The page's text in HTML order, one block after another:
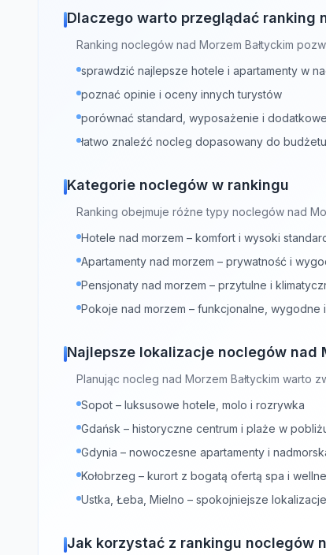
Dlaczego warto przeglądać ranking
Ranking noclegów nad Morzem Bałtyckim
sprawdzić najlepsze hotele i apartamenty w
poznać opinie i oceny innych turystów
porównać standard, wyposażenie i
łatwo znaleźć nocleg dopasowany do
Kategorie noclegów w rankingu
Ranking obejmuje różne typy noclegów nad
Hotele nad morzem – komfort i wysoki
Apartamenty nad morzem – prywatność i
Pensjonaty nad morzem – przytulne i
Pokoje nad morzem – funkcjonalne, wygodne
Najlepsze lokalizacje noclegów nad
Planując nocleg nad Morzem Bałtyckim warto
Sopot – luksusowe hotele, molo i rozrywka
Gdańsk – historyczne centrum i plaże w
Gdynia – nowoczesne apartamenty i
Kołobrzeg – kurort z bogatą ofertą spa i
Ustka, Łeba, Mielno – spokojniejsze
Jak korzystać z rankingu noclegów